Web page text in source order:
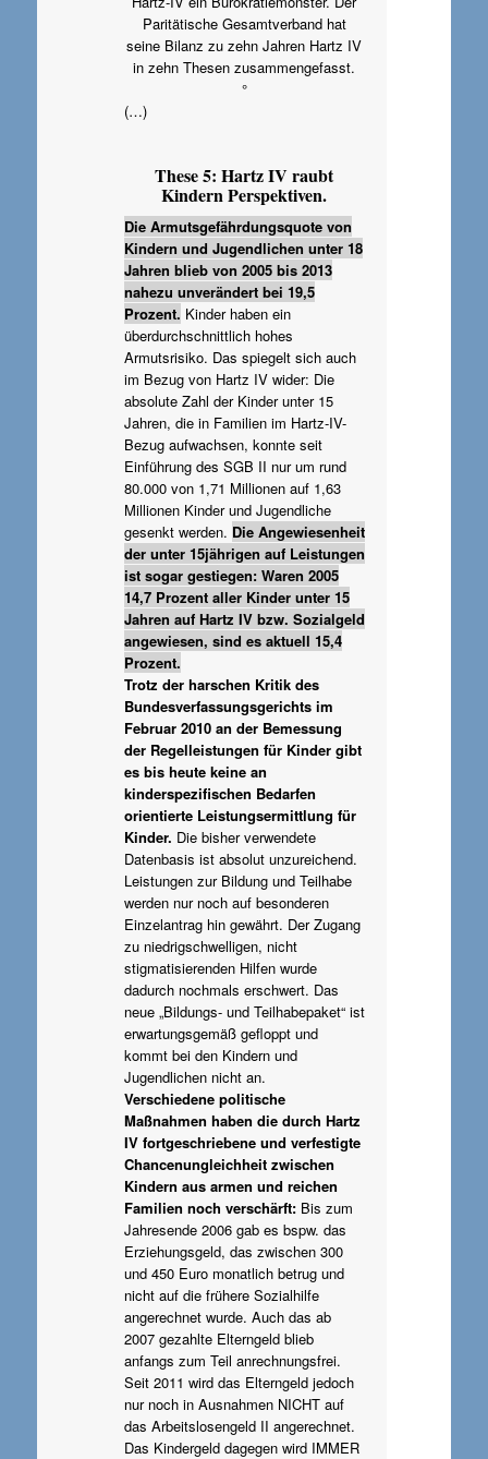
Paritätische Gesamtverband hat
seine Bilanz zu zehn Jahren Hartz IV
in zehn Thesen zusammengefasst.
°
(…)
These 5: Hartz IV raubt
Kindern Perspektiven.
Die Armutsgefährdungsquote von
Kindern und Jugendlichen unter 18
Jahren blieb von 2005 bis 2013
nahezu unverändert bei 19,5
Prozent. Kinder haben ein
überdurchschnittlich hohes
Armutsrisiko. Das spiegelt sich auch
im Bezug von Hartz IV wider: Die
absolute Zahl der Kinder unter 15
Jahren, die in Familien im Hartz-IV-
Bezug aufwachsen, konnte seit
Einführung des SGB II nur um rund
80.000 von 1,71 Millionen auf 1,63
Millionen Kinder und Jugendliche
gesenkt werden. Die Angewiesenheit
der unter 15jährigen auf Leistungen
ist sogar gestiegen: Waren 2005
14,7 Prozent aller Kinder unter 15
Jahren auf Hartz IV bzw. Sozialgeld
angewiesen, sind es aktuell 15,4
Prozent.
Trotz der harschen Kritik des
Bundesverfassungsgerichts im
Februar 2010 an der Bemessung
der Regelleistungen für Kinder gibt
es bis heute keine an
kinderspezifischen Bedarfen
orientierte Leistungsermittlung für
Kinder. Die bisher verwendete
Datenbasis ist absolut unzureichend.
Leistungen zur Bildung und Teilhabe
werden nur noch auf besonderen
Einzelantrag hin gewährt. Der Zugang
zu niedrigschwelligen, nicht
stigmatisierenden Hilfen wurde
dadurch nochmals erschwert. Das
neue „Bildungs- und Teilhabepaket“ ist
erwartungsgemäß gefloppt und
kommt bei den Kindern und
Jugendlichen nicht an.
Verschiedene politische
Maßnahmen haben die durch Hartz
IV fortgeschriebene und verfestigte
Chancenungleichheit zwischen
Kindern aus armen und reichen
Familien noch verschärft:Bis zum
Jahresende 2006 gab es bspw. das
Erziehungsgeld, das zwischen 300
und 450 Euro monatlich betrug und
nicht auf die frühere Sozialhilfe
angerechnet wurde. Auch das ab
2007 gezahlte Elterngeld blieb
anfangs zum Teil anrechnungsfrei.
Seit 2011 wird das Elterngeld jedoch
nur noch in Ausnahmen NICHT auf
das Arbeitslosengeld II angerechnet.
Das Kindergeld dagegen wird IMMER